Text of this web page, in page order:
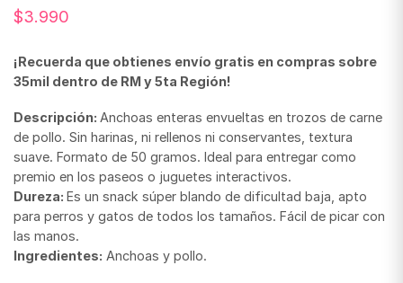
$3.990
¡Recuerda que obtienes envío gratis en compras sobre
35mil dentro de RM y 5ta Región!
Descripción: Anchoas enteras envueltas en trozos de carne
de pollo. Sin harinas, ni rellenos ni conservantes, textura
suave. Formato de 50 gramos. Ideal para entregar como
premio en los paseos o juguetes interactivos.
Dureza: Es un snack súper blando de dificultad baja, apto
para perros y gatos de todos los tamaños. Fácil de picar con
las manos.
Ingredientes: Anchoas y pollo.